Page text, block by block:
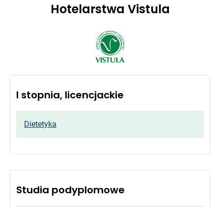
Hotelarstwa Vistula
I stopnia, licencjackie
Dietetyka
Studia podyplomowe